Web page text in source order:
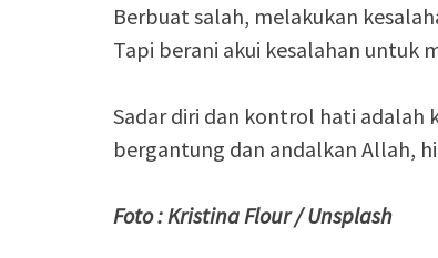
Berbuat salah, melakukan
Tapi berani akui kesalahan untuk
Sadar diri dan kontrol hati adalah
bergantung dan andalkan Allah,
Foto : Kristina Flour / Unsplash